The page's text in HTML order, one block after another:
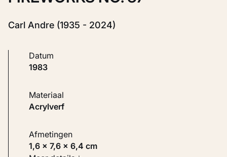
Carl Andre (1935 - 2024)
Datum
1983
Materiaal
Acrylverf
Afmetingen
1,6 × 7,6 × 6,4 cm